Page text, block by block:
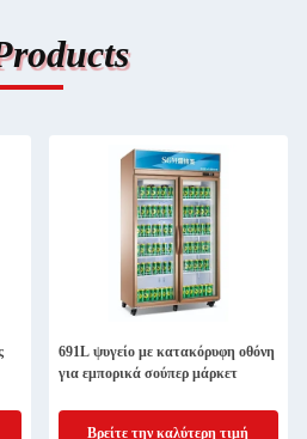
691L ψυγείο με κατακόρυφη οθόνη
για εμπορικά σούπερ μάρκετ
Βρείτε την καλύτερη τιμή